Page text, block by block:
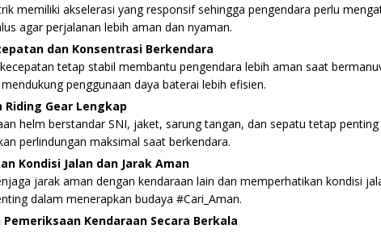
memiliki akselerasi yang responsif sehingga pengendara perlu
agar perjalanan lebih aman dan nyaman.
dan Konsentrasi Berkendara
tetap stabil membantu pengendara lebih aman saat
penggunaan daya baterai lebih efisien.
Riding Gear Lengkap
helm berstandar SNI, jaket, sarung tangan, dan sepatu tetap
perlindungan maksimal saat berkendara.
Kondisi Jalan dan Jarak Aman
jarak aman dengan kendaraan lain dan memperhatikan kondisi
dalam menerapkan budaya #Cari_Aman.
Pemeriksaan Kendaraan Secara Berkala